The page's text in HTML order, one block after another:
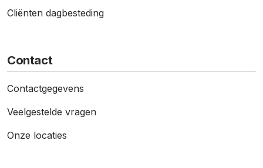
Cliënten dagbesteding
Contact
Contact­gegevens
Veelgestelde vragen
Onze locaties